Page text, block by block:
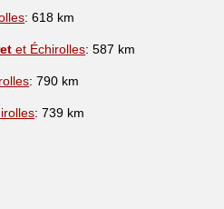
: 618 km
et Échirolles: 587 km
: 790 km
: 739 km